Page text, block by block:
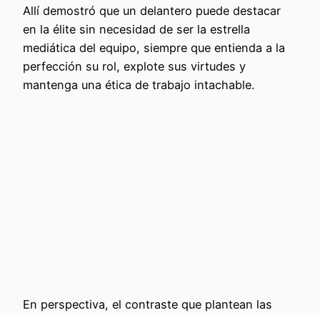
Allí demostró que un delantero puede destacar
en la élite sin necesidad de ser la estrella
mediática del equipo, siempre que entienda a la
perfección su rol, explote sus virtudes y
mantenga una ética de trabajo intachable.
En perspectiva, el contraste que plantean las